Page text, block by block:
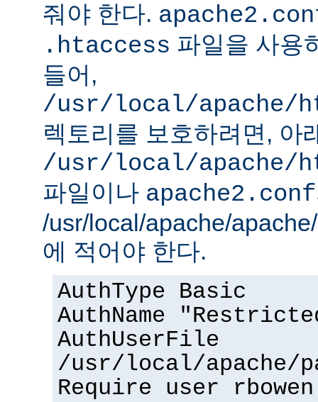
줘야 한다.
.htaccess 파일을 사용
들어,
/usr/local/apache/
렉토리를 보호하려면, 아
/usr/local/apache/
파일이나 apache2.conf
/usr/local/apache/
에 적어야 한다.
AuthType Basic
AuthName
AuthUserFile
/usr/local/apache/
Require user rbowen